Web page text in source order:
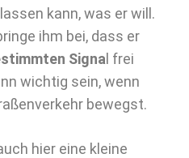
kann, was er will.
ihm bei, dass er
Signa l frei
wichtig sein, wenn
bewegst.
hier eine kleine